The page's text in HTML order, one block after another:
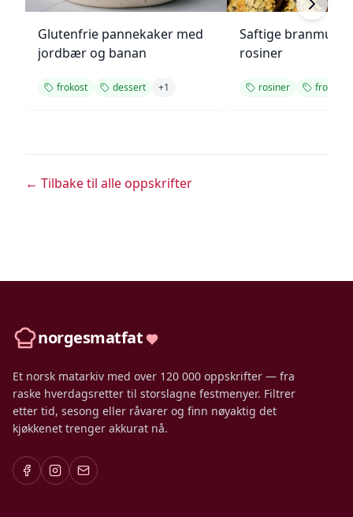
Glutenfrie pannekaker med
jordbær og banan
frokost dessert +1
Saftige
rosiner
rosiner frokost
← Tilbake til alle oppskrifter
norgesmatfat
Et norsk matarkiv med over 120 000 oppskrifter — fra
raske hverdagsretter til storslagne festmenyer. Filtrer
etter tid, sesong eller råvarer og finn nøyaktig det
kjøkkenet trenger akkurat nå.